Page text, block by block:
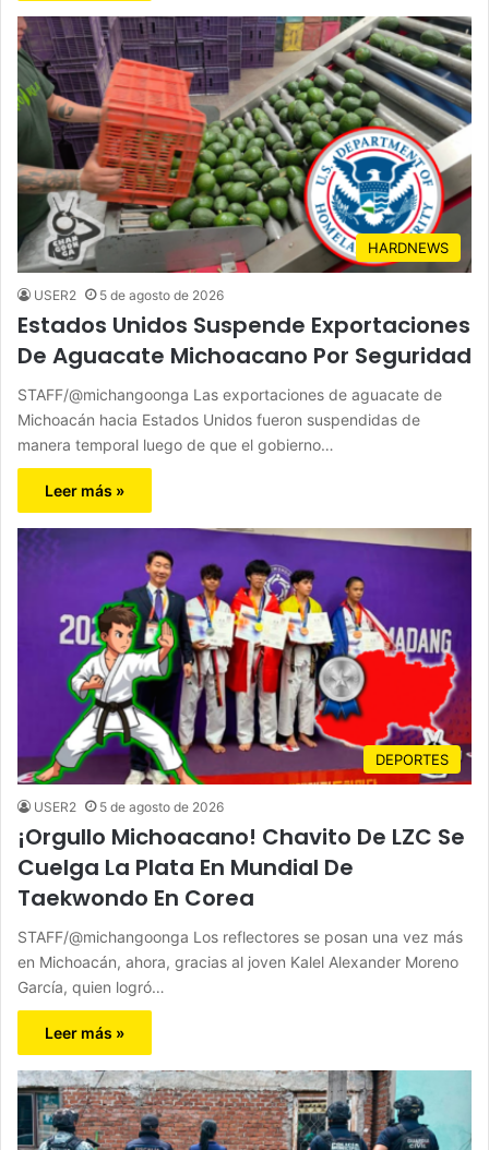
HARDNEWS
USER2 5 de agosto de 2026
Estados Unidos Suspende Exportaciones
De Aguacate Michoacano Por Seguridad
STAFF/@michangoonga Las exportaciones de aguacate de
Michoacán hacia Estados Unidos fueron suspendidas de
manera temporal luego de que el gobierno…
Leer más »
DEPORTES
USER2 5 de agosto de 2026
¡Orgullo Michoacano! Chavito De LZC Se
Cuelga La Plata En Mundial De
Taekwondo En Corea
STAFF/@michangoonga Los reflectores se posan una vez más
en Michoacán, ahora, gracias al joven Kalel Alexander Moreno
García, quien logró…
Leer más »